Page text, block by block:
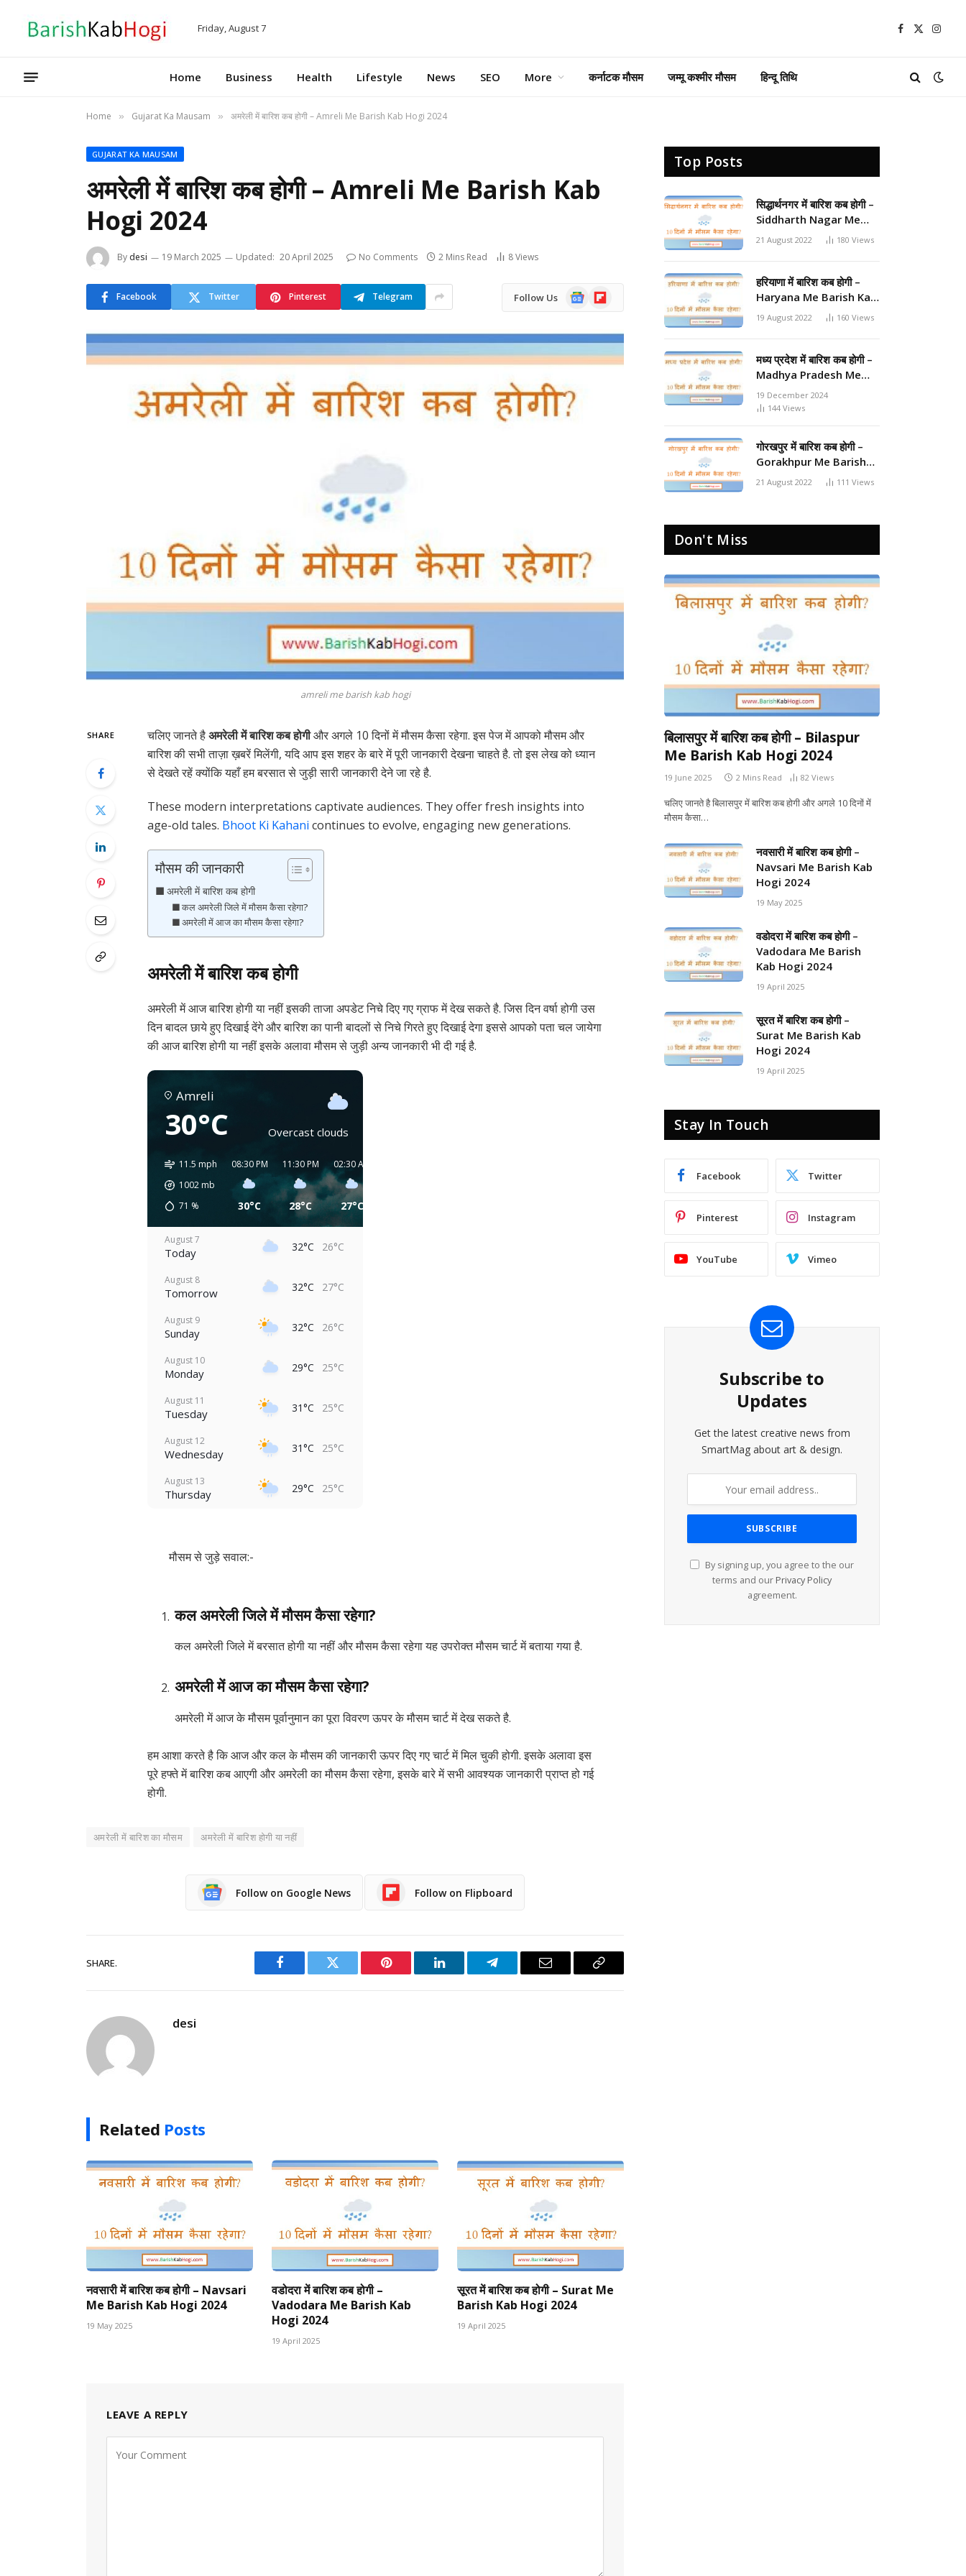
Friday, August 7 Facebook
X
Home Business Health Lifestyle News SEO More कर्नाटक मौसम जम्मू कश्मीर मौसम हिन्दू तिथि
Home » Gujarat Ka Mausam » अमरेली में बारिश कब होगी – Amreli Me Barish Kab Hogi 2024
GUJARAT KA MAUSAM
अमरेली में बारिश कब होगी – Amreli Me Barish Kab
Hogi 2024
Bydesi 19 March 2025 Updated: 20 April 2025 No Comments 2 Mins Read 8Views
Facebook Twitter Pinterest Telegram Follow Us
Google
News
Flipboard
amreli me barish kab hogi
SHARE चलिए जानते हैअमरेली में बारिश कब होगीऔर अगले 10 दिनों में मौसम कैसा रहेगा. इस पेज में आपको मौसम और
बारिश की सभी ताज़ा ख़बरें मिलेंगी, यदि आप इस शहर के बारे में पूरी जानकारी देखना चाहते है. तो इस लेख को ध्यान
से देखते रहें क्योंकि यहाँ हम बरसात से जुड़ी सारी जानकारी देने जा रहे है.
These modern interpretations captivate audiences. They offer fresh insights into
age-old tales. Bhoot Ki Kahani continues to evolve, engaging new generations.
मौसम की जानकारी
अमरेली में बारिश कब होगी
कल अमरेली जिले में मौसम कैसा रहेगा?
अमरेली में आज का मौसम कैसा रहेगा?
अमरेली में बारिश कब होगी
अमरेली में आज बारिश होगी या नहीं इसकी ताजा अपडेट निचे दिए गए ग्राफ में देख सकते है. जिस दिन वर्षा होगी उस
दिन बादल छाये हुए दिखाई देंगे और बारिश का पानी बादलों से निचे गिरते हुए दिखाई देगा इससे आपको पता चल जायेगा
की आज बारिश होगी या नहीं इसके अलावा मौसम से जुड़ी अन्य जानकारी भी दी गई है.
Amreli
30°C Overcast clouds
11.5 mph
1002mb
71 %
08:30 PM
30°C
11:30 PM
28°C
02:30 AM
27°C
August 7
Today 32°C 26°C
August 8
Tomorrow 32°C 27°C
August 9
Sunday 32°C 26°C
August 10
Monday 29°C 25°C
August 11
Tuesday 31°C 25°C
August 12
Wednesday 31°C 25°C
August 13
Thursday 29°C 25°C
मौसम से जुड़े सवाल:-
कल अमरेली जिले में मौसम कैसा रहेगा?
कल अमरेली जिले में बरसात होगी या नहीं और मौसम कैसा रहेगा यह उपरोक्त मौसम चार्ट में बताया गया है.
अमरेली में आज का मौसम कैसा रहेगा?
अमरेली में आज के मौसम पूर्वानुमान का पूरा विवरण ऊपर के मौसम चार्ट में देख सकते है.
हम आशा करते है कि आज और कल के मौसम की जानकारी ऊपर दिए गए चार्ट में मिल चुकी होगी. इसके अलावा इस
पूरे हफ्ते में बारिश कब आएगी और अमरेली का मौसम कैसा रहेगा, इसके बारे में सभी आवश्यक जानकारी प्राप्त हो गई
होगी.
अमरेली में बारिश का मौसम अमरेली में बारिश होगी या नहीं
Follow on Google News Follow on Flipboard
SHARE.
Facebook Twitter Pinterest LinkedIn Telegram Email
Copy
desi
Related Posts
नवसारी में बारिश कब होगी – Navsari
Me Barish Kab Hogi 2024
19 May 2025
वडोदरा में बारिश कब होगी –
Vadodara Me Barish Kab
Hogi 2024
19 April 2025
सूरत में बारिश कब होगी – Surat Me
Barish Kab Hogi 2024
19 April 2025
LEAVE A REPLY
Top Posts
सिद्धार्थनगर में बारिश कब होगी –
Siddharth Nagar Me
Barish Kab Hogi 2024
21 August 2022 180 Views
हरियाणा में बारिश कब होगी –
Haryana Me Barish Kab
Hogi 2024
19 August 2022 160 Views
मध्य प्रदेश में बारिश कब होगी –
Madhya Pradesh Me
Barish Kab Hogi 2024
19 December 2024
144 Views
गोरखपुर में बारिश कब होगी –
Gorakhpur Me Barish
Kab Hogi 2024
21 August 2022 111 Views
Don't Miss
बिलासपुर में बारिश कब होगी – Bilaspur
Me Barish Kab Hogi 2024
19 June 2025 2 Mins Read 82 Views
चलिए जानते है बिलासपुर में बारिश कब होगी और अगले 10 दिनों में
मौसम कैसा…
नवसारी में बारिश कब होगी –
Navsari Me Barish Kab
Hogi 2024
19 May 2025
वडोदरा में बारिश कब होगी –
Vadodara Me Barish
Kab Hogi 2024
19 April 2025
सूरत में बारिश कब होगी –
Surat Me Barish Kab
Hogi 2024
19 April 2025
Stay In Touch
Facebook Twitter
Pinterest Instagram
YouTube Vimeo
Subscribe to
Updates
Get the latest creative news from
SmartMag about art & design.
By signing up, you agree to the our
terms and our Privacy Policy
agreement.